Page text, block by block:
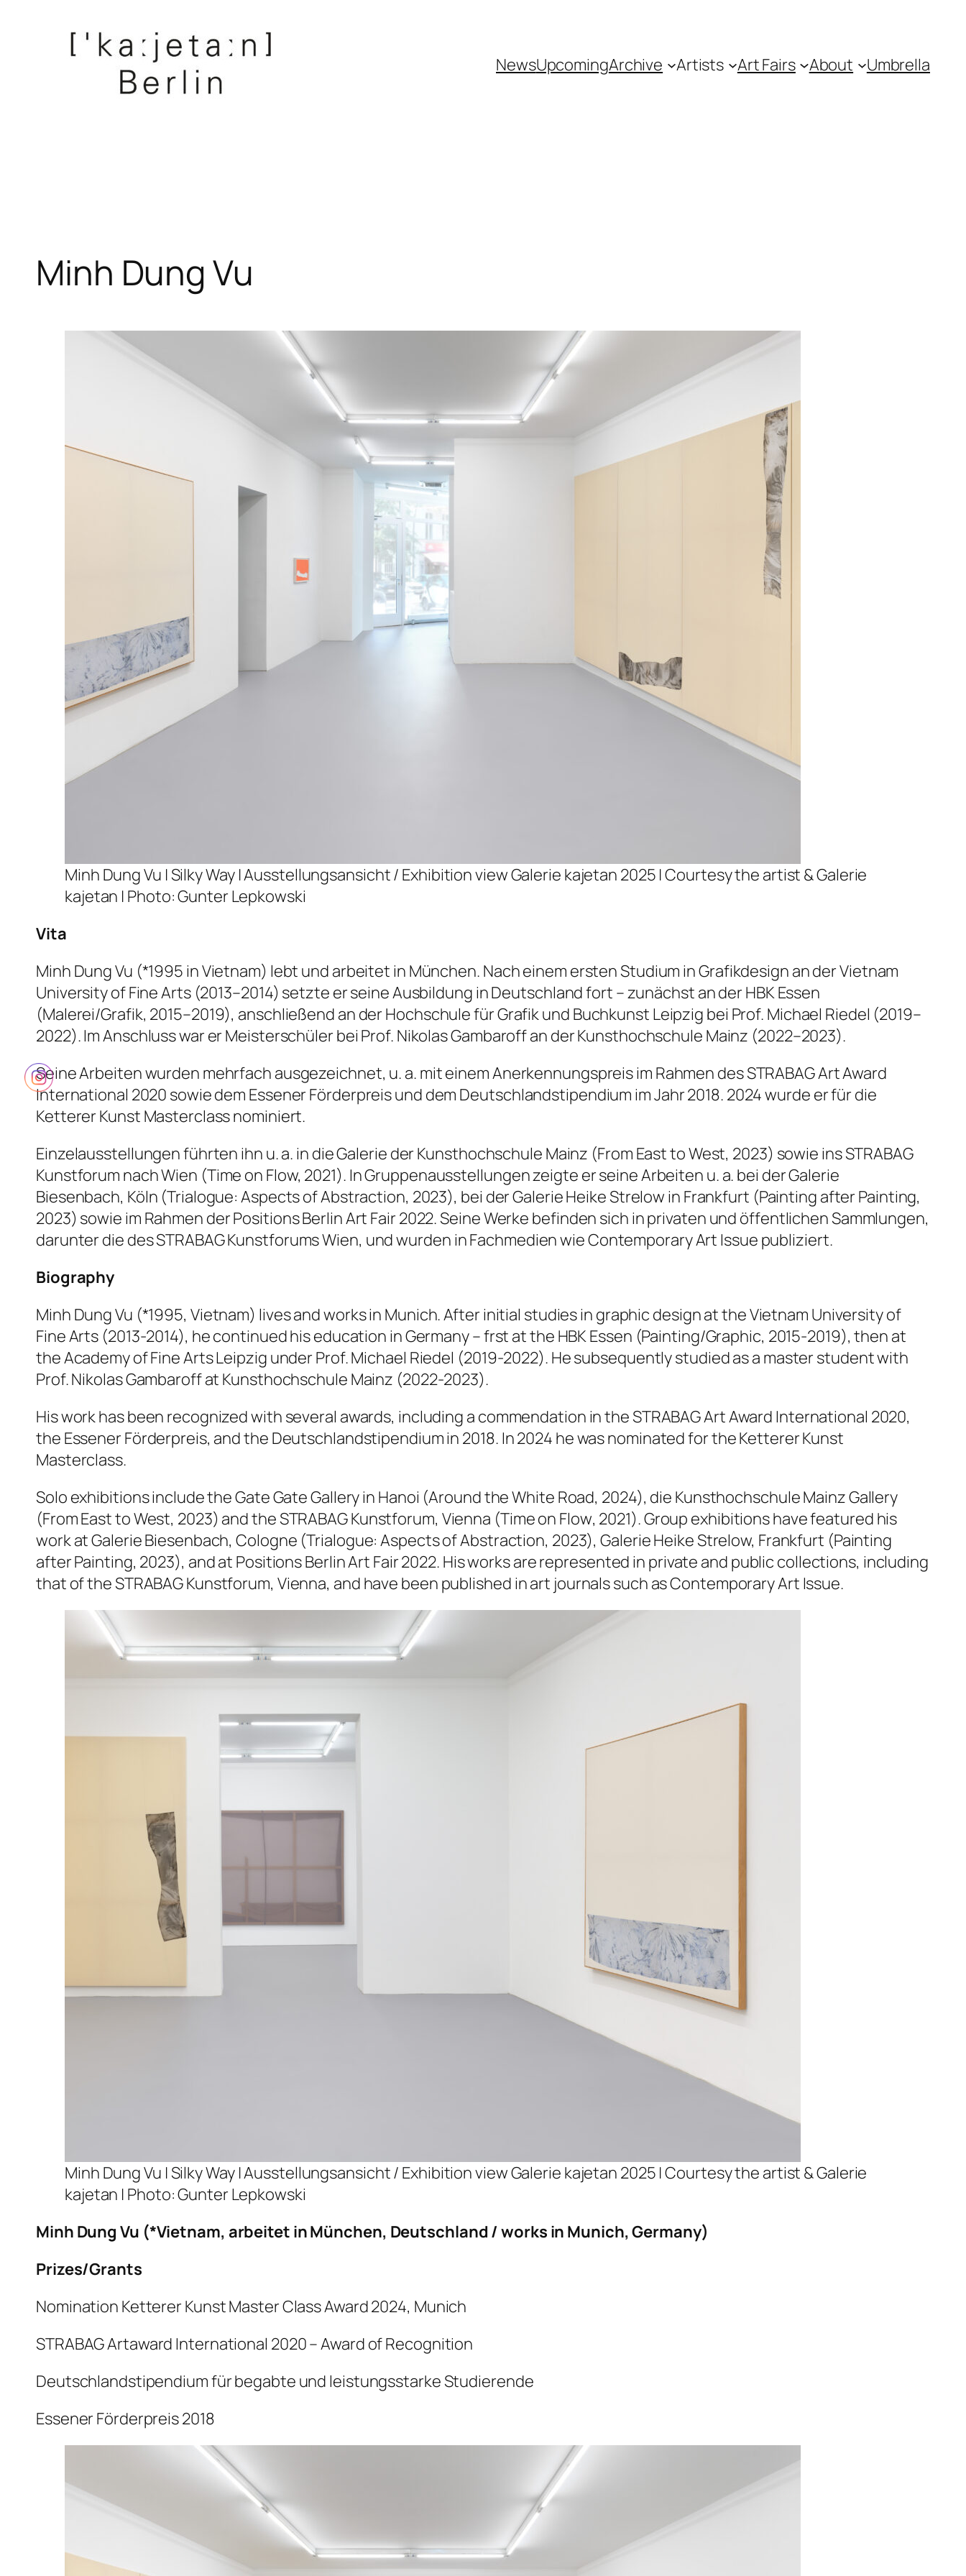
NewsUpcomingArchive Artists Art Fairs About Umbrella
Minh Dung Vu
Minh Dung Vu |Silky Way| Ausstellungsansicht / Exhibition view Galerie kajetan 2025 | Courtesy the artist & Galerie
kajetan | Photo: Gunter Lepkowski
Vita
Minh Dung Vu (*1995 in Vietnam) lebt und arbeitet in München. Nach einem ersten Studium in Graﬁkdesign an der Vietnam
University of Fine Arts (2013–2014) setzte er seine Ausbildung in Deutschland fort – zunächst an der HBK Essen
(Malerei/Graﬁk, 2015–2019), anschließend an der Hochschule für Graﬁk und Buchkunst Leipzig bei Prof. Michael Riedel (2019–
2022). Im Anschluss war er Meisterschüler bei Prof. Nikolas Gambaroff an der Kunsthochschule Mainz (2022–2023).
Seine Arbeiten wurden mehrfach ausgezeichnet, u. a. mit einem Anerkennungspreis im Rahmen des STRABAG Art Award
International 2020 sowie dem Essener Förderpreis und dem Deutschlandstipendium im Jahr 2018. 2024 wurde er für die
Ketterer Kunst Masterclass nominiert.
Einzelausstellungen führten ihn u. a. in die Galerie der Kunsthochschule Mainz (From East to West, 2023) sowie ins STRABAG
Kunstforum nach Wien (Time on Flow, 2021). In Gruppenausstellungen zeigte er seine Arbeiten u. a. bei der Galerie
Biesenbach, Köln (Trialogue: Aspects of Abstraction, 2023), bei der Galerie Heike Strelow in Frankfurt (Painting after Painting,
2023) sowie im Rahmen der Positions Berlin Art Fair 2022. Seine Werke beﬁnden sich in privaten und öffentlichen Sammlungen,
darunter die des STRABAG Kunstforums Wien, und wurden in Fachmedien wie Contemporary Art Issue publiziert.
Biography
Minh Dung Vu (*1995, Vietnam) lives and works in Munich. After initial studies in graphic design at the Vietnam University of
Fine Arts (2013-2014), he continued his education in Germany – frst at the HBK Essen (Painting/Graphic, 2015-2019), then at
the Academy of Fine Arts Leipzig under Prof. Michael Riedel (2019-2022). He subsequently studied as a master student with
Prof. Nikolas Gambaroff at Kunsthochschule Mainz (2022-2023).
His work has been recognized with several awards, including a commendation in the STRABAG Art Award International 2020,
the Essener Förderpreis, and the Deutschlandstipendium in 2018. In 2024 he was nominated for the Ketterer Kunst
Masterclass.
Solo exhibitions include the Gate Gate Gallery in Hanoi (Around the White Road, 2024), die Kunsthochschule Mainz Gallery
(From East to West, 2023) and the STRABAG Kunstforum, Vienna (Time on Flow, 2021). Group exhibitions have featured his
work at Galerie Biesenbach, Cologne (Trialogue: Aspects of Abstraction, 2023), Galerie Heike Strelow, Frankfurt (Painting
after Painting, 2023), and at Positions Berlin Art Fair 2022. His works are represented in private and public collections, including
that of the STRABAG Kunstforum, Vienna, and have been published in art journals such asContemporary Art Issue.
Minh Dung Vu |Silky Way| Ausstellungsansicht / Exhibition view Galerie kajetan 2025 | Courtesy the artist & Galerie
kajetan | Photo: Gunter Lepkowski
Minh Dung Vu (*Vietnam, arbeitet in München, Deutschland / works in Munich, Germany)
Prizes/Grants
Nomination Ketterer Kunst Master Class Award 2024, Munich
STRABAG Artaward International 2020 – Award of Recognition
Deutschlandstipendium für begabte und leistungsstarke Studierende
Essener Förderpreis 2018